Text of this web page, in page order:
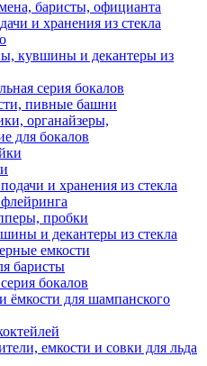
баристы, официанта
и хранения из стекла
кувшины и декантеры из
серия бокалов
пивные башни
органайзеры,
для бокалов
и хранения из стекла
пробки
и декантеры из стекла
емкости
баристы
бокалов
ёмкости для шампанского
емкости и совки для льда